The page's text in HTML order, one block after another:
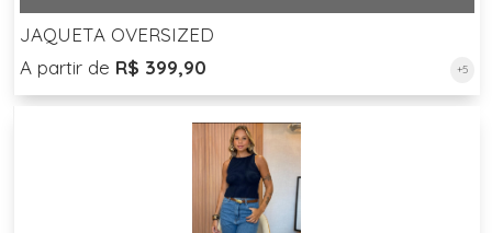
JAQUETA OVERSIZED
A partir de R$ 399,90 +5